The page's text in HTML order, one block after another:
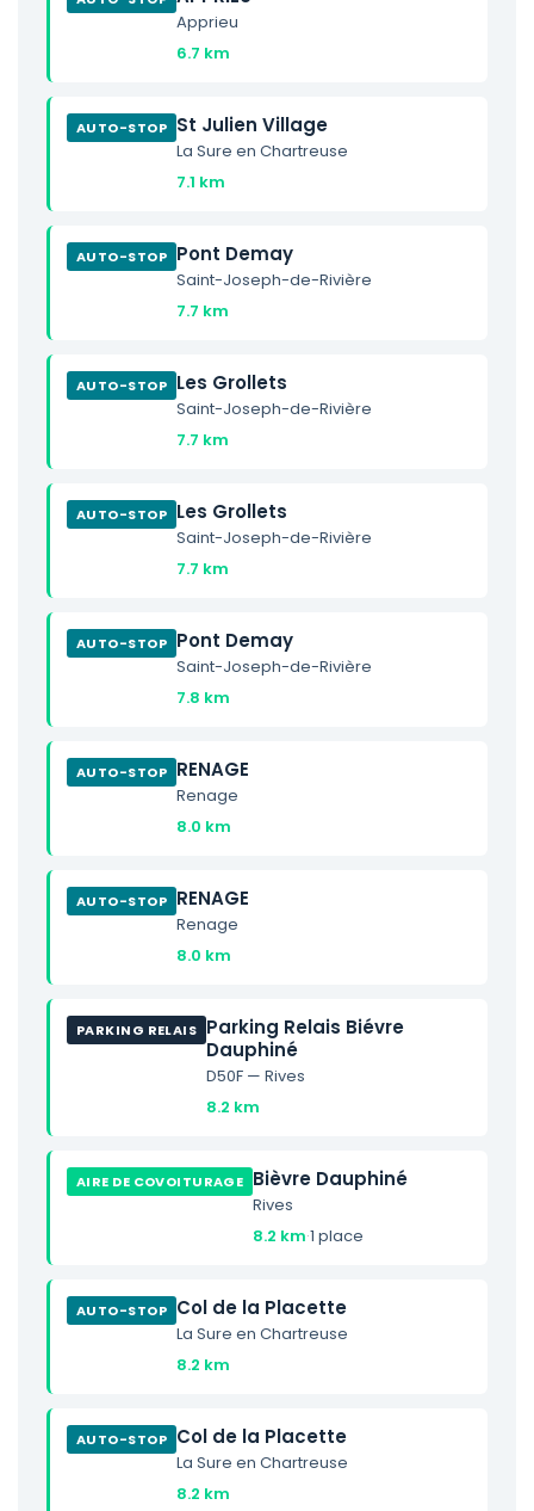
Apprieu
6.7 km
AUTO-STOP St Julien Village
La Sure en Chartreuse
7.1 km
AUTO-STOP Pont Demay
Saint-Joseph-de-Rivière
7.7 km
AUTO-STOP Les Grollets
Saint-Joseph-de-Rivière
7.7 km
AUTO-STOP Les Grollets
Saint-Joseph-de-Rivière
7.7 km
AUTO-STOP Pont Demay
Saint-Joseph-de-Rivière
7.8 km
AUTO-STOP RENAGE
Renage
8.0 km
AUTO-STOP RENAGE
Renage
8.0 km
PARKING RELAIS Parking Relais Biévre
Dauphiné
D50F — Rives
8.2 km
AIRE DE COVOITURAGE Bièvre Dauphiné
Rives
8.2 km·1 place
AUTO-STOP Col de la Placette
La Sure en Chartreuse
8.2 km
AUTO-STOP Col de la Placette
La Sure en Chartreuse
8.2 km